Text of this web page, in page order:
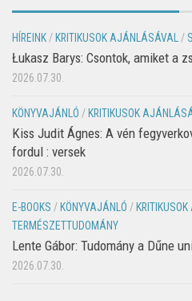
HÍREINK / KRITIKUSOK AJÁNLÁSÁVAL /
Łukasz Barys: Csontok, amiket a
2026.07.30.
KÖNYVAJÁNLÓ / KRITIKUSOK
Kiss Judit Ágnes: A vén
fordul : versek
2026.07.30.
E-BOOKS / KÖNYVAJÁNLÓ /
TERMÉSZETTUDOMÁNY
Lente Gábor: Tudomány a Dűne
2026.07.30.